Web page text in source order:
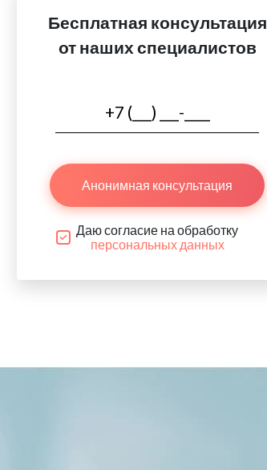
Бесплатная консультация
от наших специалистов
Анонимная консультация
Даю согласие на обработку
персональных данных